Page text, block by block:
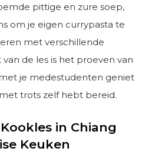
pittige en zure soep,
om je eigen currypasta te
met verschillende
de les is het proeven van
je medestudenten geniet
trots zelf hebt bereid.
in Chiang
Keuken